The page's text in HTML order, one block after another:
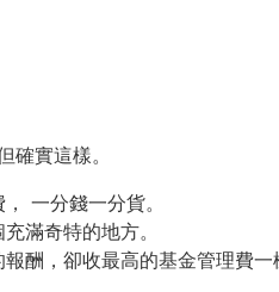
確實這樣。
一分錢一分貨。
滿奇特的地方。
酬，卻收最高的基金管理費一